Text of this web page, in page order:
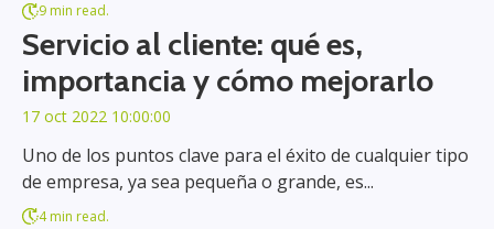
9 min read.
Servicio al cliente: qué es,
importancia y cómo mejorarlo
17 oct 2022 10:00:00
Uno de los puntos clave para el éxito de cualquier tipo
de empresa, ya sea pequeña o grande, es...
4 min read.